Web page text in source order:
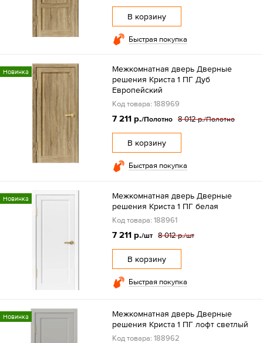
В корзину
Быстрая покупка
Новинка
Межкомнатная дверь Дверные
решения Криста 1 ПГ Дуб
Европейский
Код товара: 188969
7 211 р./Полотно 8 012 р./Полотно
В корзину
Быстрая покупка
Новинка
Межкомнатная дверь Дверные
решения Криста 1 ПГ белая
Код товара: 188961
7 211 р./шт 8 012 р./шт
В корзину
Быстрая покупка
Новинка
Межкомнатная дверь Дверные
решения Криста 1 ПГ лофт светлый
Код товара: 188962